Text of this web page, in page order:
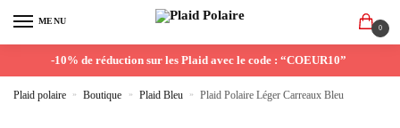
MENU
0
-10% de réduction sur les Plaid avec le code : “COEUR10”
Plaid polaire » Boutique » Plaid Bleu » Plaid Polaire Léger Carreaux Bleu